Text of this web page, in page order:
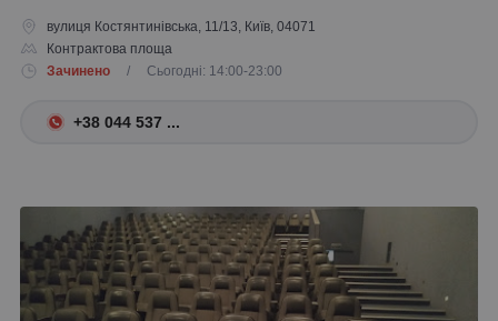
вулиця Костянтинівська, 11/13, Київ, 04071
Контрактова площа
Зачинено
/ Сьогодні: 14:00-23:00
+38 044 537 ...